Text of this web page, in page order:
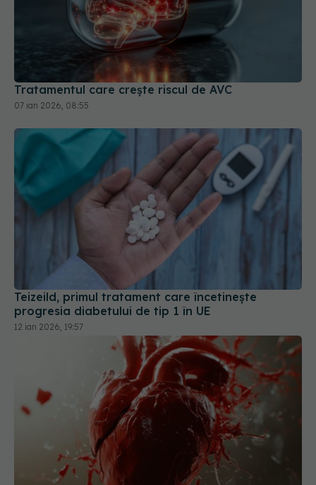
Tratamentul care crește riscul de AVC
07 ian 2026, 08:55
Teizeild, primul tratament care încetinește
progresia diabetului de tip 1 în UE
12 ian 2026, 19:57
Noul medicament care scade trigliceridele și
protejează inima